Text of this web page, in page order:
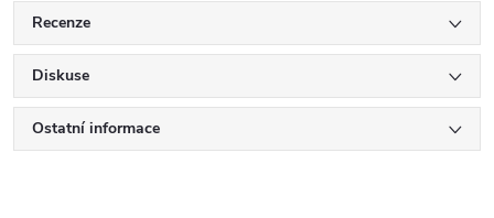
Recenze
Diskuse
Ostatní informace